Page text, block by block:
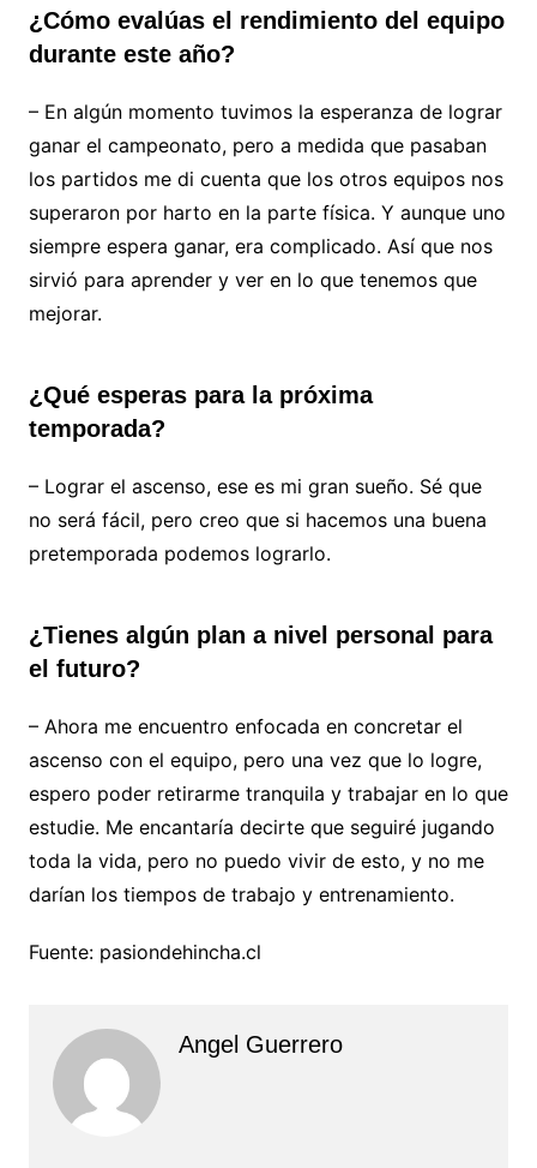
¿Cómo evalúas el rendimiento del equipo
durante este año?
– En algún momento tuvimos la esperanza de lograr
ganar el campeonato, pero a medida que pasaban
los partidos me di cuenta que los otros equipos nos
superaron por harto en la parte física. Y aunque uno
siempre espera ganar, era complicado. Así que nos
sirvió para aprender y ver en lo que tenemos que
mejorar.
¿Qué esperas para la próxima
temporada?
– Lograr el ascenso, ese es mi gran sueño. Sé que
no será fácil, pero creo que si hacemos una buena
pretemporada podemos lograrlo.
¿Tienes algún plan a nivel personal para
el futuro?
– Ahora me encuentro enfocada en concretar el
ascenso con el equipo, pero una vez que lo logre,
espero poder retirarme tranquila y trabajar en lo que
estudie. Me encantaría decirte que seguiré jugando
toda la vida, pero no puedo vivir de esto, y no me
darían los tiempos de trabajo y entrenamiento.
Fuente: pasiondehincha.cl
Angel Guerrero